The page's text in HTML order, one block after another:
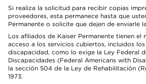
Si realiza la solicitud para recibir copias
proveedores, esta permanece hasta que
Permanente o solicite que dejen de enviarle
Los afiliados de Kaiser Permanente tienen el
acceso a los servicios cubiertos, incluidos
discapacidad, como lo exige la Ley Federal
Discapacidades (Federal Americans with
la sección 504 de la Ley de Rehabilitación
1973.